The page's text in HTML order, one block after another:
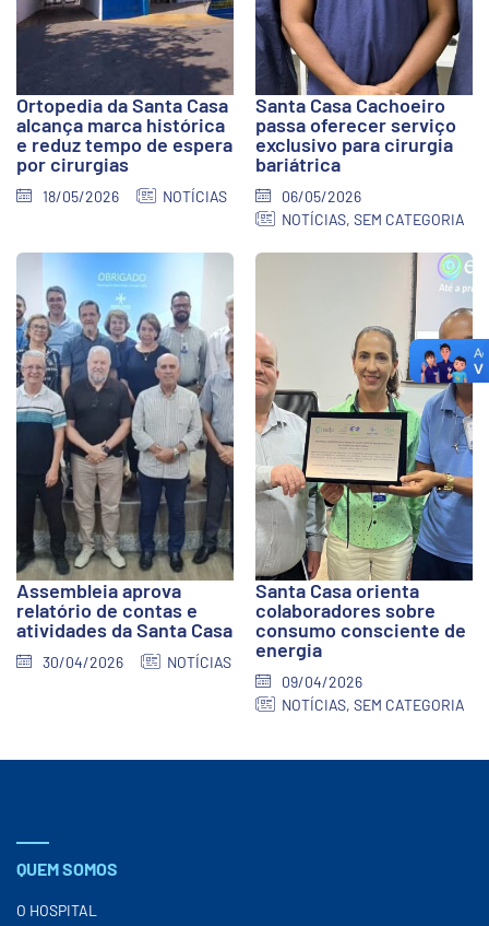
Ortopedia da Santa Casa
alcança marca histórica
e reduz tempo de espera
por cirurgias
18/05/2026 NOTÍCIAS
Santa Casa Cachoeiro
passa oferecer serviço
exclusivo para cirurgia
bariátrica
06/05/2026
NOTÍCIAS, SEM CATEGORIA
Assembleia aprova
relatório de contas e
atividades da Santa Casa
30/04/2026 NOTÍCIAS
Santa Casa orienta
colaboradores sobre
consumo consciente de
energia
09/04/2026
NOTÍCIAS, SEM CATEGORIA
QUEM SOMOS
O HOSPITAL